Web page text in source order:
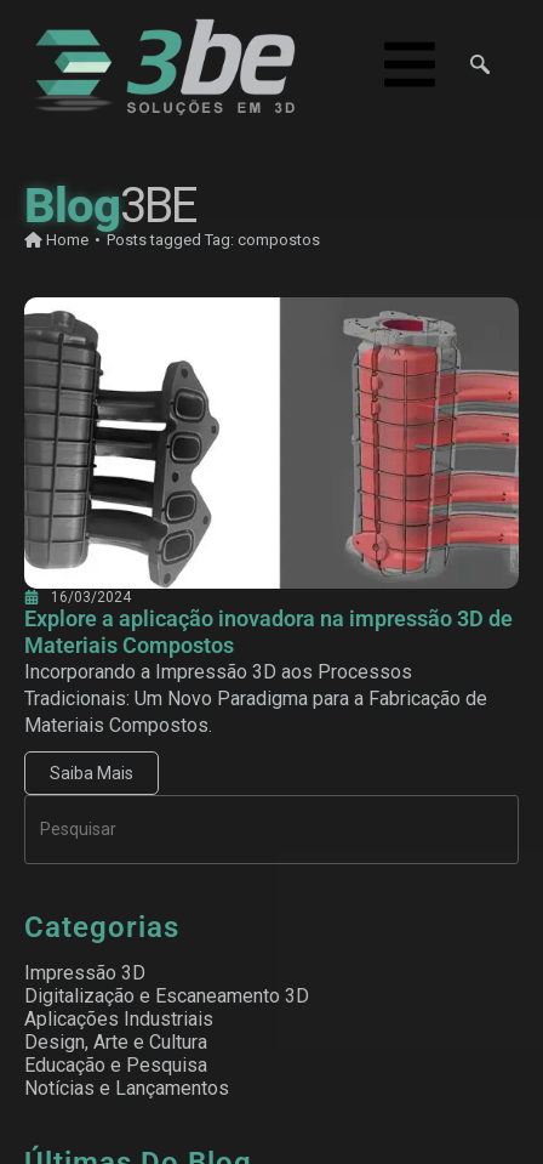
Blog3BE
Home • Posts tagged Tag: compostos
16/03/2024
Explore a aplicação inovadora na impressão 3D de
Materiais Compostos
Incorporando a Impressão 3D aos Processos
Tradicionais: Um Novo Paradigma para a Fabricação de
Materiais Compostos.
Saiba Mais
Categorias
Impressão 3D
Digitalização e Escaneamento 3D
Aplicações Industriais
Design, Arte e Cultura
Educação e Pesquisa
Notícias e Lançamentos